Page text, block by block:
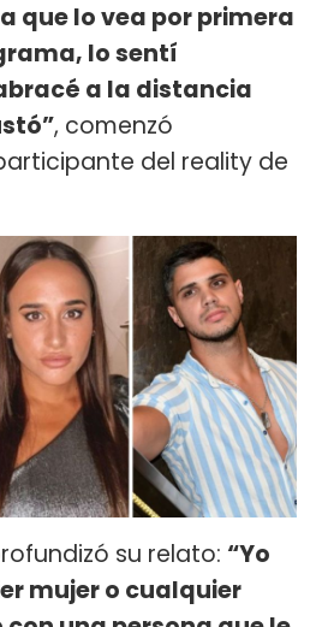
que lo vea por primera
lo sentí
a la distancia
, comenzó
del reality de
su relato: “Yo
mujer o cualquier